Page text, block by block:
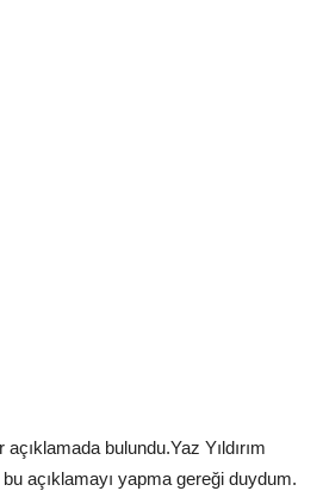
bulundu.Yaz Yıldırım
açıklamayı yapma gereği duydum.